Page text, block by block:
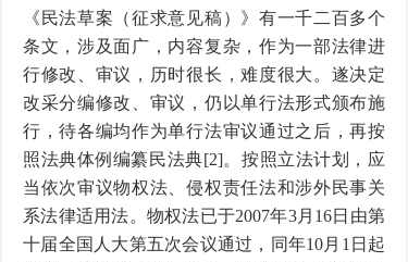
《民法草案（征求意见稿）》有一千二百多个
条文，涉及面广，内容复杂，作为一部法律进
行修改、审议，历时很长，难度很大。遂决定
改采分编修改、审议，仍以单行法形式颁布施
行，待各编均作为单行法审议通过之后，再按
照法典体例编纂民法典[2]。按照立法计划，应
当依次审议物权法、侵权责任法和涉外民事关
系法律适用法。物权法已于2007年3月16日由第
十届全国人大第五次会议通过，同年10月1日起